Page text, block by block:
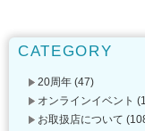
CATEGORY
20周年 (47)
オンラインイベント
お取扱店について